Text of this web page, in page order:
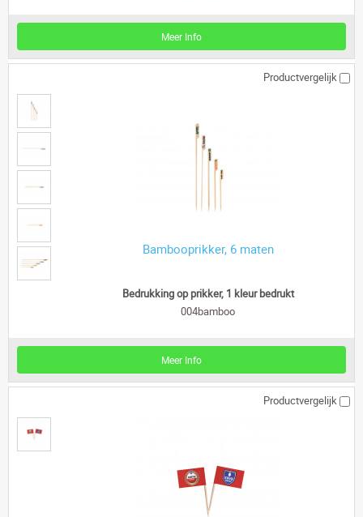
Meer Info
Productvergelijk
Bambooprikker, 6 maten
Bedrukking op prikker, 1 kleur bedrukt
004bamboo
Meer Info
Productvergelijk